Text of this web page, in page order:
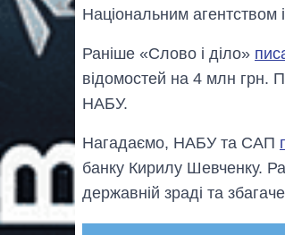
Національним агентством
Раніше «Слово і діло»
відомостей на 4 млн грн.
НАБУ.
Нагадаємо, НАБУ та САП
банку Кирилу Шевченку.
державній зраді та